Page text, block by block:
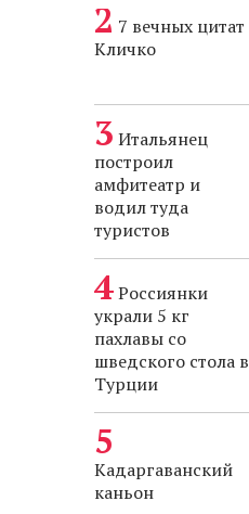
7 вечных цитат
Кличко
Итальянец
построил
амфитеатр и
водил туда
туристов
Россиянки
украли 5 кг
пахлавы со
шведского стола в
Турции
Кадаргаванский
каньон